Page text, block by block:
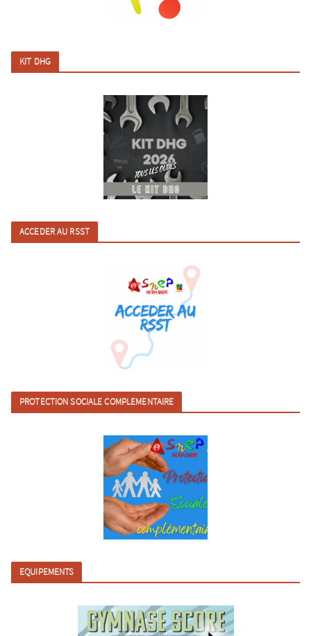
KIT DHG
ACCEDER AU RSST
PROTECTION SOCIALE COMPLEMENTAIRE
EQUIPEMENTS